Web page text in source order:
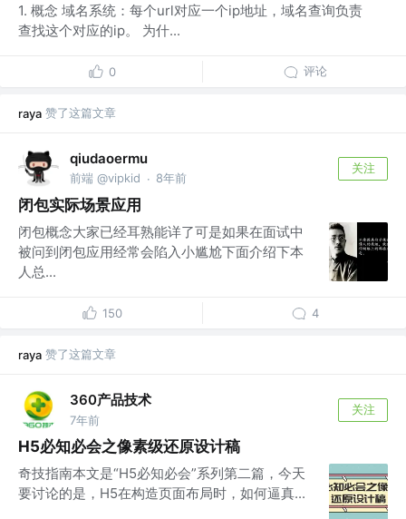
1. 概念 域名系统：每个url对应一个ip地址，域名查询负责
查找这个对应的ip。 为什...
0 评论
raya 赞了这篇文章
qiudaoermu
前端 @vipkid · 8年前
关注
闭包实际场景应用
闭包概念大家已经耳熟能详了可是如果在面试中
被问到闭包应用经常会陷入小尴尬下面介绍下本
人总...
150 4
raya 赞了这篇文章
360产品技术
7年前
关注
H5必知必会之像素级还原设计稿
奇技指南本文是“H5必知必会”系列第二篇，今天
要讨论的是，H5在构造页面布局时，如何逼真...